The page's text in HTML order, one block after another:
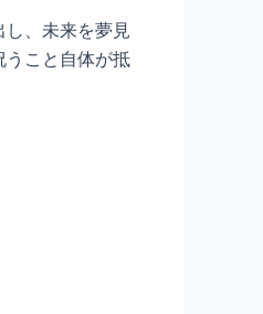
、未来を夢見
うこと自体が抵